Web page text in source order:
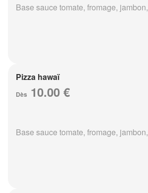
Base sauce tomate, fromage,
Pizza hawaï
Dès 10.00 €
Base sauce tomate, fromage,